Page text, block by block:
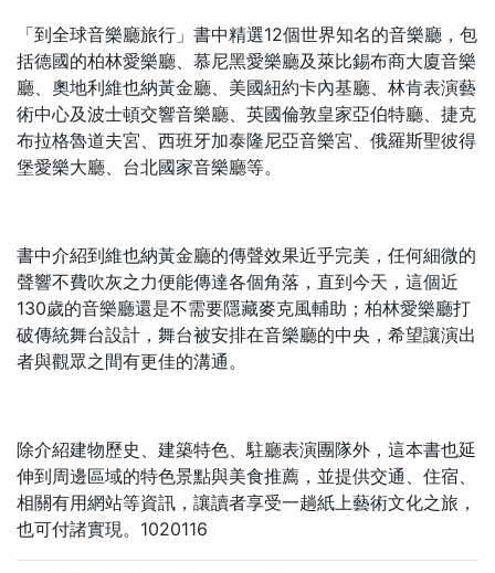
「到全球音樂廳旅行」書中精選12個世界知名的音樂廳，包
括德國的柏林愛樂廳、慕尼黑愛樂廳及萊比錫布商大廈音樂
廳、奧地利維也納黃金廳、美國紐約卡內基廳、林肯表演藝
術中心及波士頓交響音樂廳、英國倫敦皇家亞伯特廳、捷克
布拉格魯道夫宮、西班牙加泰隆尼亞音樂宮、俄羅斯聖彼得
堡愛樂大廳、台北國家音樂廳等。
書中介紹到維也納黃金廳的傳聲效果近乎完美，任何細微的
聲響不費吹灰之力便能傳達各個角落，直到今天，這個近
130歲的音樂廳還是不需要隱藏麥克風輔助；柏林愛樂廳打
破傳統舞台設計，舞台被安排在音樂廳的中央，希望讓演出
者與觀眾之間有更佳的溝通。
除介紹建物歷史、建築特色、駐廳表演團隊外，這本書也延
伸到周邊區域的特色景點與美食推薦，並提供交通、住宿、
相關有用網站等資訊，讓讀者享受一趟紙上藝術文化之旅，
也可付諸實現。1020116